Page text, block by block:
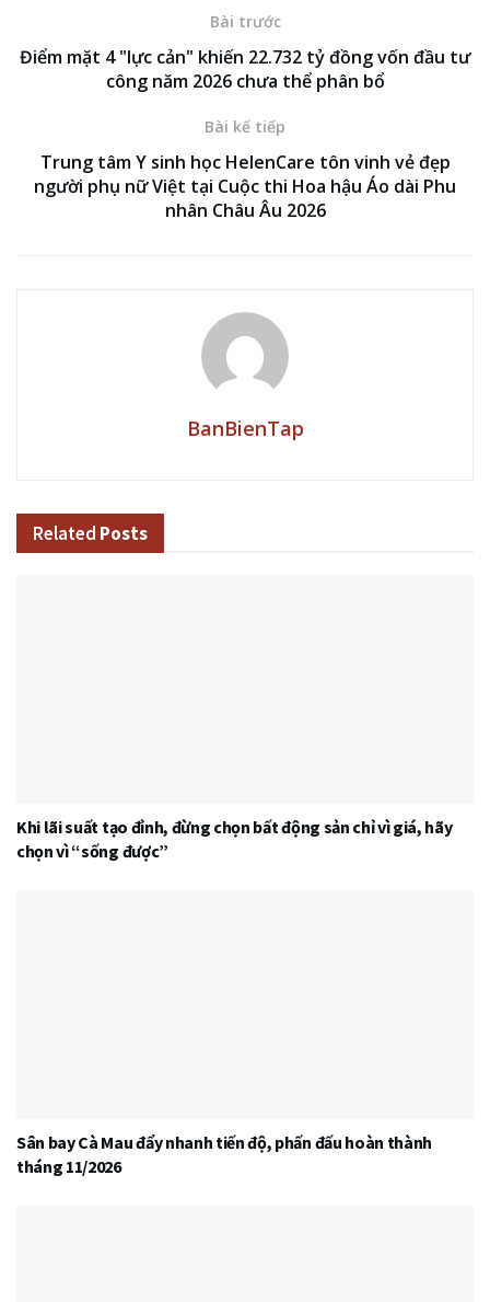
Bài trước
Điểm mặt 4 "lực cản" khiến 22.732 tỷ đồng vốn đầu tư
công năm 2026 chưa thể phân bổ
Bài kế tiếp
Trung tâm Y sinh học HelenCare tôn vinh vẻ đẹp
người phụ nữ Việt tại Cuộc thi Hoa hậu Áo dài Phu
nhân Châu Âu 2026
BanBienTap
Related Posts
Khi lãi suất tạo đỉnh, đừng chọn bất động sản chỉ vì giá, hãy
chọn vì “sống được”
Sân bay Cà Mau đẩy nhanh tiến độ, phấn đấu hoàn thành
tháng 11/2026